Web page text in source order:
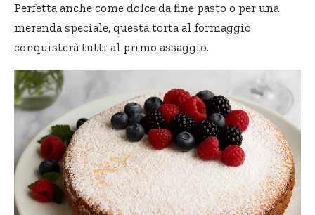
Perfetta anche come dolce da fine pasto o per una
merenda speciale, questa torta al formaggio
conquisterà tutti al primo assaggio.